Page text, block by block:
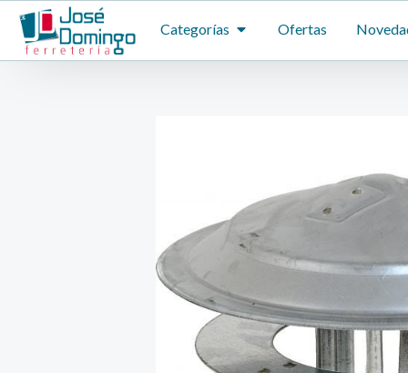
contenido
Categorías ABRIR CATEGORÍAS
Ofertas